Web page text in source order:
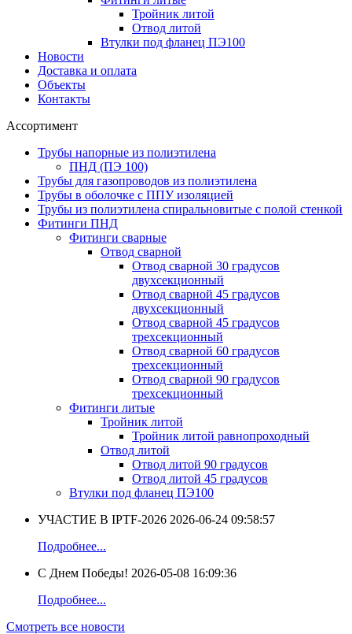
Тройник литой
Отвод литой
Втулки под фланец ПЭ100
Новости
Доставка и оплата
Объекты
Контакты
Ассортимент
Трубы напорные из полиэтилена
ПНД (ПЭ 100)
Трубы для газопроводов из полиэтилена
Трубы в оболочке с ППУ изоляцией
Трубы из полиэтилена cпиральновитые с полой стенкой
Фитинги ПНД
Фитинги сварные
Отвод сварной
Отвод сварной 30 градусов
двухсекционный
Отвод сварной 45 градусов
двухсекционный
Отвод сварной 45 градусов
трехсекционный
Отвод сварной 60 градусов
трехсекционный
Отвод сварной 90 градусов
трехсекционный
Фитинги литые
Тройник литой
Тройник литой равнопроходный
Отвод литой
Отвод литой 90 градусов
Отвод литой 45 градусов
Втулки под фланец ПЭ100
УЧАСТИЕ В IPTF-2026 2026-06-24 09:58:57
Подробнее...
С Днем Победы! 2026-05-08 16:09:36
Подробнее...
Смотреть все новости